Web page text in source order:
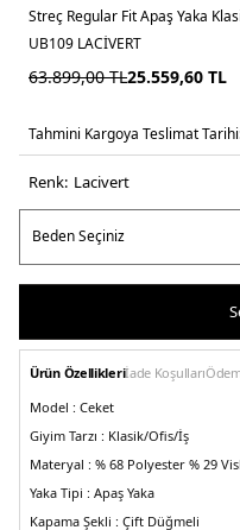
Streç Regular Fit Apaş Yaka
UB109 LACİVERT
63.899,00TL25.559,60 TL
Tahmini Kargoya Teslimat
Renk: laci̇vert
Ürün Özellikleriİade Koşulları
Model : Ceket
Giyim Tarzı : Klasik/Ofis/İş
Materyal : % 68 Polyester % 29
Yaka Tipi : Apaş Yaka
Kapama Şekli : Çift Düğmeli